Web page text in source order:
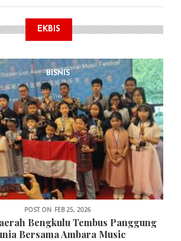
EKBIS
BISNIS
POST ON FEB 25, 2026
Bengkulu Tembus Panggung
Bersama Ambara Music